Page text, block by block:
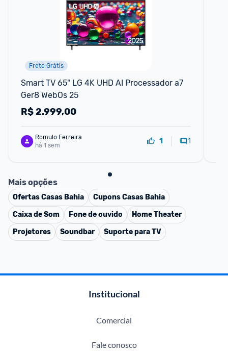
Frete Grátis
Smart TV 65" LG 4K UHD AI Processador a7
Ger8 WebOs 25
R$2.999,00
Romulo Ferreira
há 1 sem
1 1
Mais opções
OfertasCasas Bahia CuponsCasas Bahia
Caixa de Som
Fone de ouvido
Home Theater
Projetores
Soundbar Suporte para TV
Institucional
Comercial
Fale conosco